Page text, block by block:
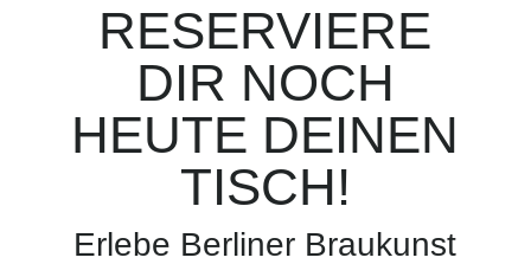
RESERVIERE
DIR NOCH
HEUTE DEINEN
TISCH!
Erlebe Berliner Braukunst